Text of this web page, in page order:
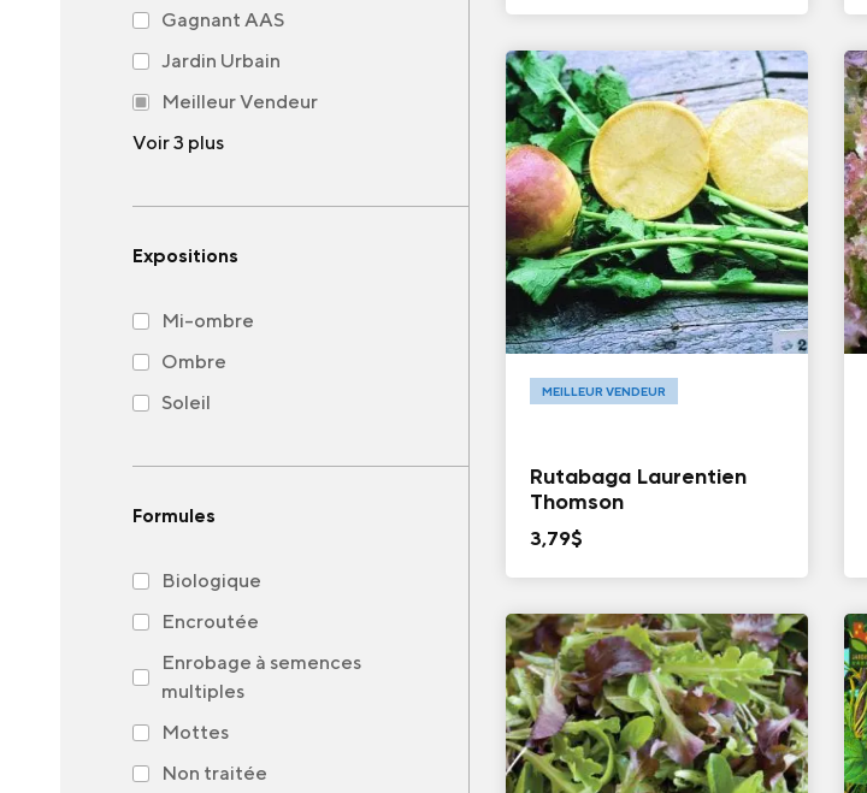
Gagnant AAS
Jardin Urbain
Meilleur Vendeur
Voir 3 plus
Expositions
Mi-ombre
Ombre
Soleil
Formules
Biologique
Encroutée
Enrobage à semences
multiples
Mottes
Non traitée
4,79$
à
51,09$
MEILLEUR VENDEUR
Rutabaga Laurentien
Thomson
3,79$